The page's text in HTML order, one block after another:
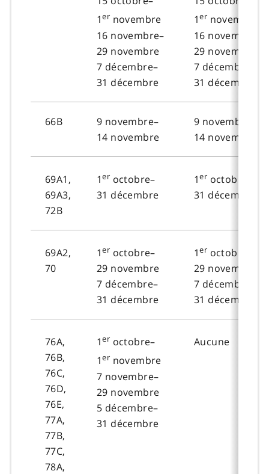
1er novembre
16 novembre–
29 novembre
7 décembre–
31 décembre
1er novembre
16 novembre–
29 novembre
7 décembre–
31 décembre
66B
9 novembre–
14 novembre
9 novembre–
14 novembre
69A1,
69A3,
72B
1er octobre–
31 décembre
1er octobre–
31 décembre
69A2,
70
1er octobre–
29 novembre
7 décembre–
31 décembre
1er octobre–
29 novembre
7 décembre–
31 décembre
76A,
76B,
76C,
76D,
76E,
77A,
77B,
77C,
78A,
1er octobre–
1er novembre
7 novembre–
29 novembre
5 décembre–
31 décembre
Aucune